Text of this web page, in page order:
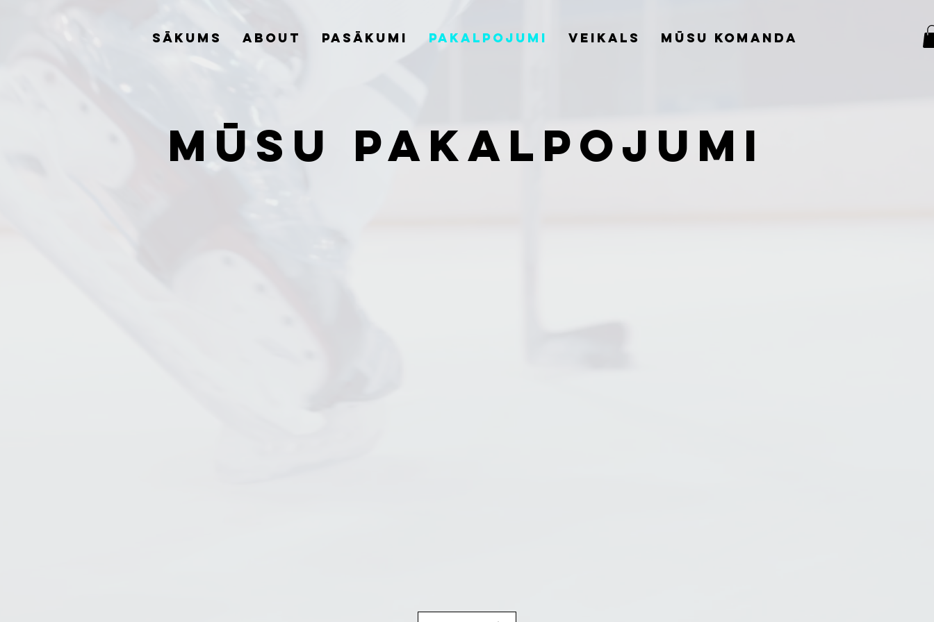
Sākums About Pasākumi Pakalpojumi Veikals Mūsu komanda
Mūsu pakalpojumi